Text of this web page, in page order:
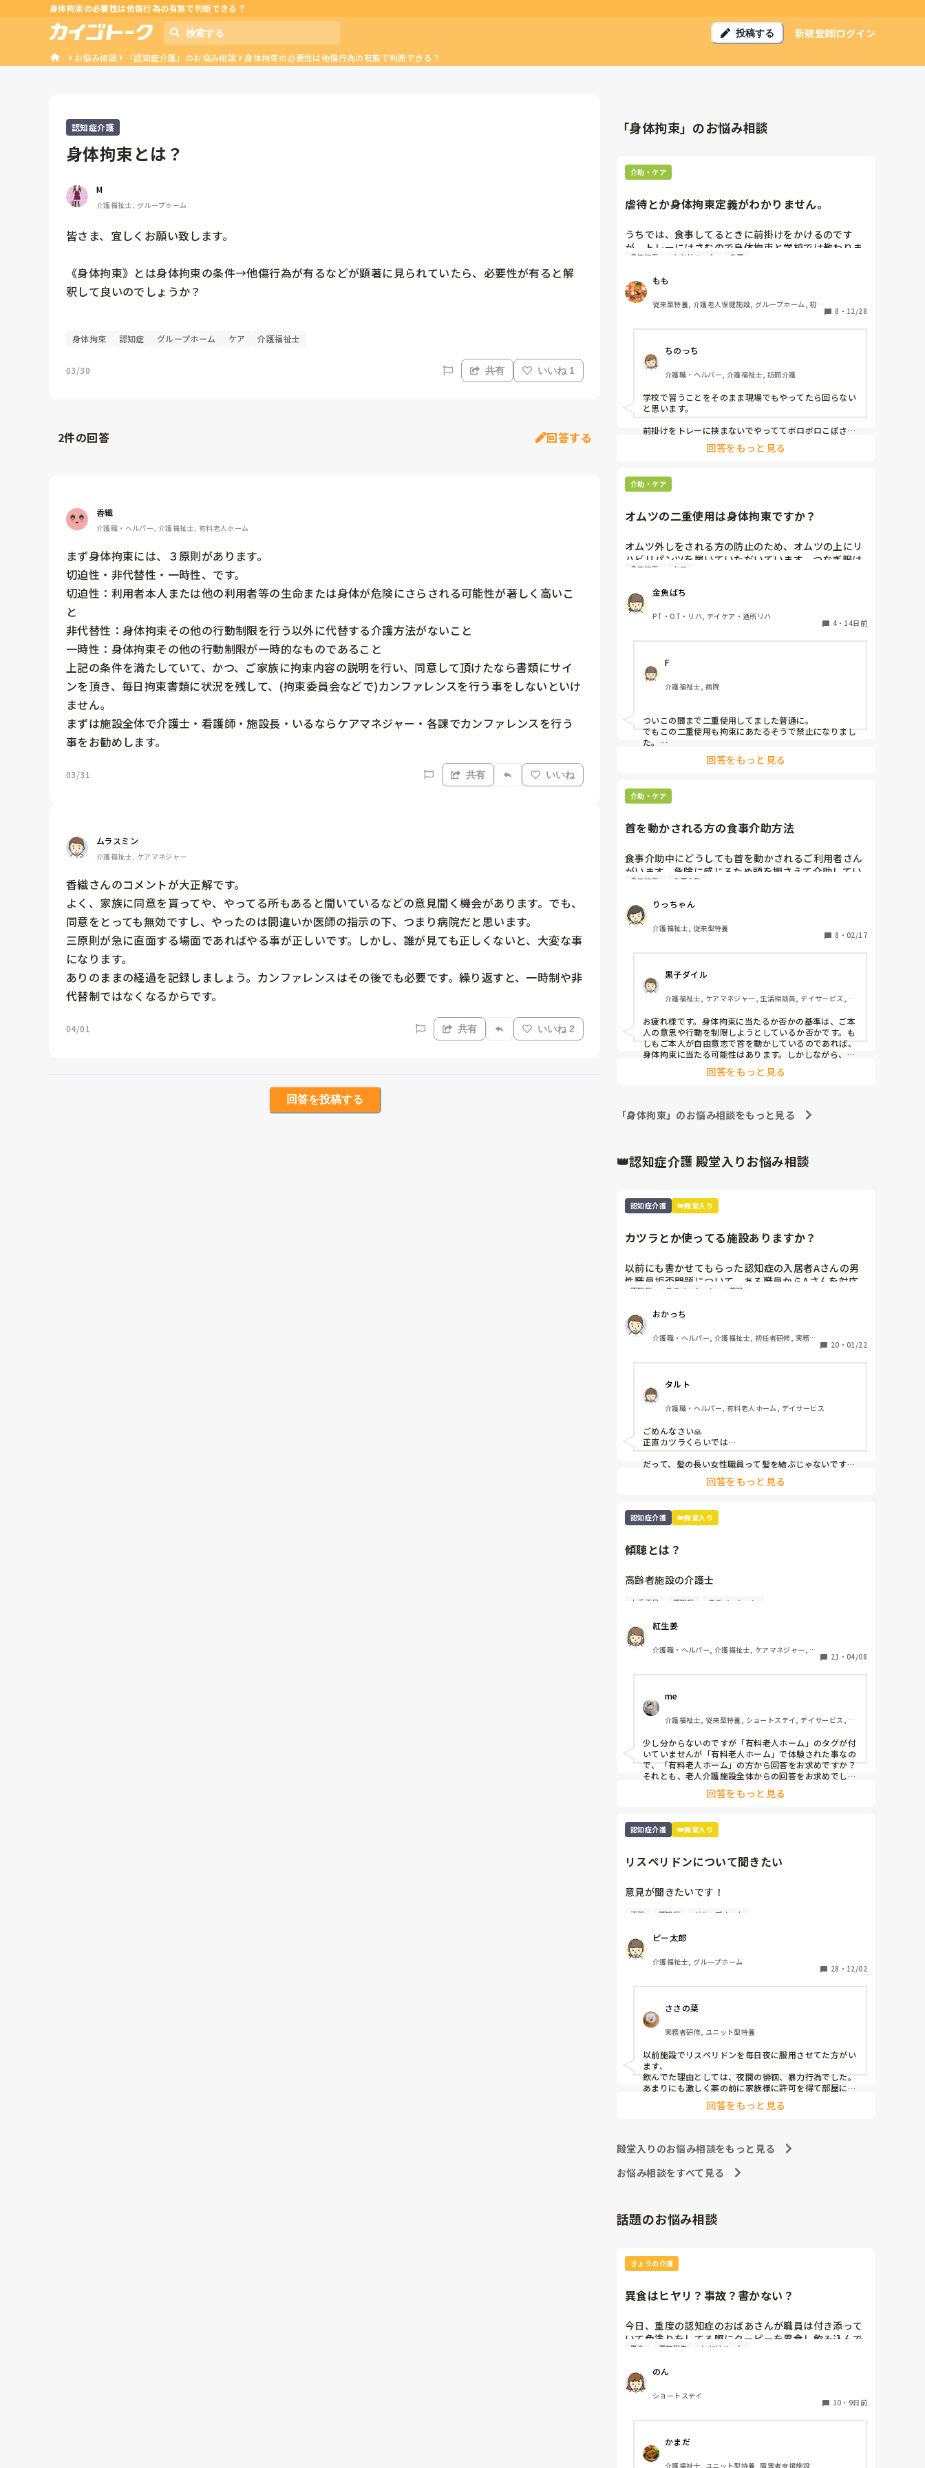
身体拘束の必要性は他傷行為の有無で判断できる？
投稿する 新規登録ログイン
お悩み相談 「認知症介護」のお悩み相談 身体拘束の必要性は他傷行為の有無で判断できる？
認知症介護
身体拘束とは？
M
介護福祉士, グループホーム
皆さま、宜しくお願い致します。
《身体拘束》とは身体拘束の条件→他傷行為が有るなどが顕著に見られていたら、必要性が有ると解
釈して良いのでしょうか？
身体拘束 認知症 グループホーム ケア 介護福祉士
03/30 共有 いいね 1
2件の回答 回答する
香織
介護職・ヘルパー, 介護福祉士, 有料老人ホーム
まず身体拘束には、３原則があります。
切迫性・非代替性・一時性、です。
切迫性：利用者本人または他の利用者等の生命または身体が危険にさらされる可能性が著しく高いこ
と
非代替性：身体拘束その他の行動制限を行う以外に代替する介護方法がないこと
一時性：身体拘束その他の行動制限が一時的なものであること
上記の条件を満たしていて、かつ、ご家族に拘束内容の説明を行い、同意して頂けたなら書類にサイ
ンを頂き、毎日拘束書類に状況を残して、(拘束委員会などで)カンファレンスを行う事をしないといけ
ません。
まずは施設全体で介護士・看護師・施設長・いるならケアマネジャー・各課でカンファレンスを行う
事をお勧めします。
03/31 共有 いいね
ムラスミン
介護福祉士, ケアマネジャー
香織さんのコメントが大正解です。
よく、家族に同意を貰ってや、やってる所もあると聞いているなどの意見聞く機会があります。でも、
同意をとっても無効ですし、やったのは間違いか医師の指示の下、つまり病院だと思います。
三原則が急に直面する場面であればやる事が正しいです。しかし、誰が見ても正しくないと、大変な事
になります。
ありのままの経過を記録しましょう。カンファレンスはその後でも必要です。繰り返すと、一時制や非
04/01 共有 いいね 2
回答を投稿する
「身体拘束」のお悩み相談
介助・ケア
虐待とか身体拘束定義がわかりません。
うちでは、食事してるときに前掛けをかけるのです
が、トレーにはさむので身体拘束と学校では教わりま
したが、施設ではやってます。
ないでっていうのも尊厳を無下にしてるようでいやで
す。
ご飯もごちゃまぜにされたり、まだ噛んでるのにスプ
ーンおしつけたりみていて気持ちがよくないです。
身体拘束 ヒヤリハット 食事
もも
従来型特養, 介護老人保健施設, グループホーム, 初任
8 ・ 12/28
ちのっち
介護職・ヘルパー, 介護福祉士, 訪問介護
学校で習うことをそのまま現場でもやってたら回らない
と思います。
前掛けをトレーに挟まないでやっててボロボロこぼされ
て、じゃあそれまた「着替えさせるの？誰がやるの？」
私はそういうのが嫌だから訪問介護でひとりの利用者さ
回答をもっと見る
介助・ケア
オムツの二重使用は身体拘束ですか？
オムツ外しをされる方の防止のため、オムツの上にリ
ハビリパンツを履いていただいています。つなぎ服は
身体拘束行為にあたるので書面にて家族に了承を得て
ていませんし、オムツ代が2倍（一枚ずつ自己負担）
になります。
これは、どこでも当たり前なのでしょうか。少し気に
なりました。皆様のところでのオムツ外し対策もあわ
身体拘束 ケア
金魚ばち
PT・OT・リハ, デイケア・通所リハ
4・ 14日前
F
介護福祉士, 病院
ついこの間まで二重使用してました普通に。
でもこの二重使用も拘束にあたるそうで禁止になりまし
た。
対策というか、もうおむついじりのある方はガッツリ介
護服（つなぎ）です。回答をもっと見る
介助・ケア
首を動かされる方の食事介助方法
食事介助中にどうしても首を動かされるご利用者さん
がいます。危険に感じるため頭を押さえて介助してい
ますが、それは身体拘束になりますか？ほかによい方
身体拘束 食事介助
りっちゃん
介護福祉士, 従来型特養
8 ・ 02/17
黒子ダイル
介護福祉士, ケアマネジャー, 生活相談員, デイサービス, ユ
お疲れ様です。身体拘束に当たるか否かの基準は、ご本
人の意思や行動を制限しようとしているか否かです。も
しもご本人が自由意志で首を動かしているのであれば、
身体拘束に当たる可能性はあります。しかしながら、不
随意運動等の場合は当たらないと考えます。また、拘束
はご本人の利益と不利益のバランスで考える必要があり
が食べたり飲んだりすること自体を嫌と言葉や行動で示
しているのなら、別ですが。
回答をもっと見る
「身体拘束」のお悩み相談をもっと見る
👑認知症介護 殿堂入りお悩み相談
認知症介護 👑殿堂入り
カツラとか使ってる施設ありますか？
以前にも書かせてもらった認知症の入居者Aさんの男
性職員拒否問題について、ある職員からAさんを対応
する時、男性はカツラを被って女装して対応しては？
正直、そこまでして頑張りたくないのが気持ちです。
皆さんの施設で、このような対応している、したこと
がある場合、内容を教えてください。
認知症 モチベーション 施設
おかっち
介護職・ヘルパー, 介護福祉士, 初任者研修, 実務者
20 ・ 01/22
タルト
介護職・ヘルパー, 有料老人ホーム, デイサービス
ごめんなさい🙏
正直カツラくらいでは…
だって、髪の長い女性職員って髪を結ぶじゃないです
髪の長いカツラは使えませんよね？
ショートヘアなら意味を成さない可能性も…
カツラは施設で購入してもらえるのでしょうか？自腹な
しかもガタイや声で男性とバレませんか？
そもそもなぜ男性拒否なんですか？
その利用者は女性ですか？
その利用者のみ男性拒否なら、女性職員に代わってもら
うしかないと思うのですが…
夜勤の時の対応ができないという事ですかね？
他のユニットの男性スタッフが対応しても男性であるこ
とを理由に拒否なのでしょうか？
ユニット異動を上司に相談するのが一番お互いの為か
と。
おかっちさんの性別は変えられないし、認知症も正直好
転はないし、そもそも男性嫌いが認知症所以かどうかも
分かりませんよね？
回答をもっと見る
認知症介護 👑殿堂入り
傾聴とは？
高齢者施設の介護士
不安な高齢者が、何度も何度も職員に話しかける。
→1人に時間をかけるわけにはいかないからと、その
ままにしておくスタッフ。
素朴な疑問
自分は不安になったことがないのですか👀
話を聞くこと。は、とても時間がかかるかもしれない
それが１時間もかかるわけではない。
話を聞かないことで、
不安がより、エスカレートすると思うのですが👀
ただ、もしかすると？
精神的依存心が強すぎる方へは
周りの高齢者が、あの人ばかり…とやきもちのように
なるからかしら？
有料老人ホームの介護の質がどうなんだろう👀
一部の有料老人ホーム限定かもしれませんが…
批判することではなく、
人手不足 認知症 モチベーション
紅生姜
介護職・ヘルパー, 介護福祉士, ケアマネジャー, サ
21 ・ 04/08
me
介護福祉士, 従来型特養, ショートステイ, デイサービス, 訪
少し分からないのですが「有料老人ホーム」のタグが付
いていませんが「有料老人ホーム」で体験された事なの
で、「有料老人ホーム」の方から回答をお求めですか？
それとも、老人介護施設全体からの回答をお求めでしょ
既に"人手不足とモチベーション"が関係しているとした
な内容になりますよね？
回答をもっと見る
認知症介護 👑殿堂入り
リスペリドンについて聞きたい
意見が聞きたいです！
リスペリドン与薬について、なんでもいいので教えて
ください。
認知症グルホです。
夜間、寝ないからと3時間に一回リスペリドンを服用
し、昼間も不穏だからと服用し、
すごい疑問です。
３時間あければドンドン飲ませていいから！といわれ
だけど対応をしっかりやれば、
夜間、全然寝てます。
不穏にもなりません。
こんなにリスペリドン漬けの
実際の所どうなのでしょう？？
不穏 認知症 グループホーム
ピー太郎
介護福祉士, グループホーム
28 ・ 12/02
ささの葉
実務者研修, ユニット型特養
以前施設でリスペリドンを毎日夜に服用させてた方がい
ます、
飲んでた理由としては、夜間の徘徊、暴力行為でした。
あまりにも激しく薬の前に家族様に許可を得て部屋に鍵
をかけさせてもらっていましたが、部屋にあるご自分の
杖でドアを破壊したりなどもあったので、リスペリドン
毎日夜飲んでいて、蓄積されたのかある日、全く部屋か
ら物音がしなくなったので（家族様の了承の上、じ巡視
見に行ったら、意識朦朧としており、顔面は黄色くなっ
回答をもっと見る
殿堂入りのお悩み相談をもっと見る
お悩み相談をすべて見る
話題のお悩み相談
きょうの介護
異食はヒヤリ？事故？書かない？
今日、重度の認知症のおばあさんが職員は付き添って
いて色塗りをしてる際にクーピーを異食し飲み込んで
ました。前から異食しそうな雰囲気はありました。
くていい。なんならヒヤリも書かなくていいよ。と言
われました。
私は書いた方が後からなんかあったらダメだからと言
いましたがめんどくさいし見た感じ大丈夫そうだか
と言われました。
皆さんの施設ではクーピーやティッシュ等の異食行為
異食 事故報告 ヒヤリハット
のん
ショートステイ
10 ・ 9日前
かまだ
介護福祉士, ユニット型特養, 障害者支援施設